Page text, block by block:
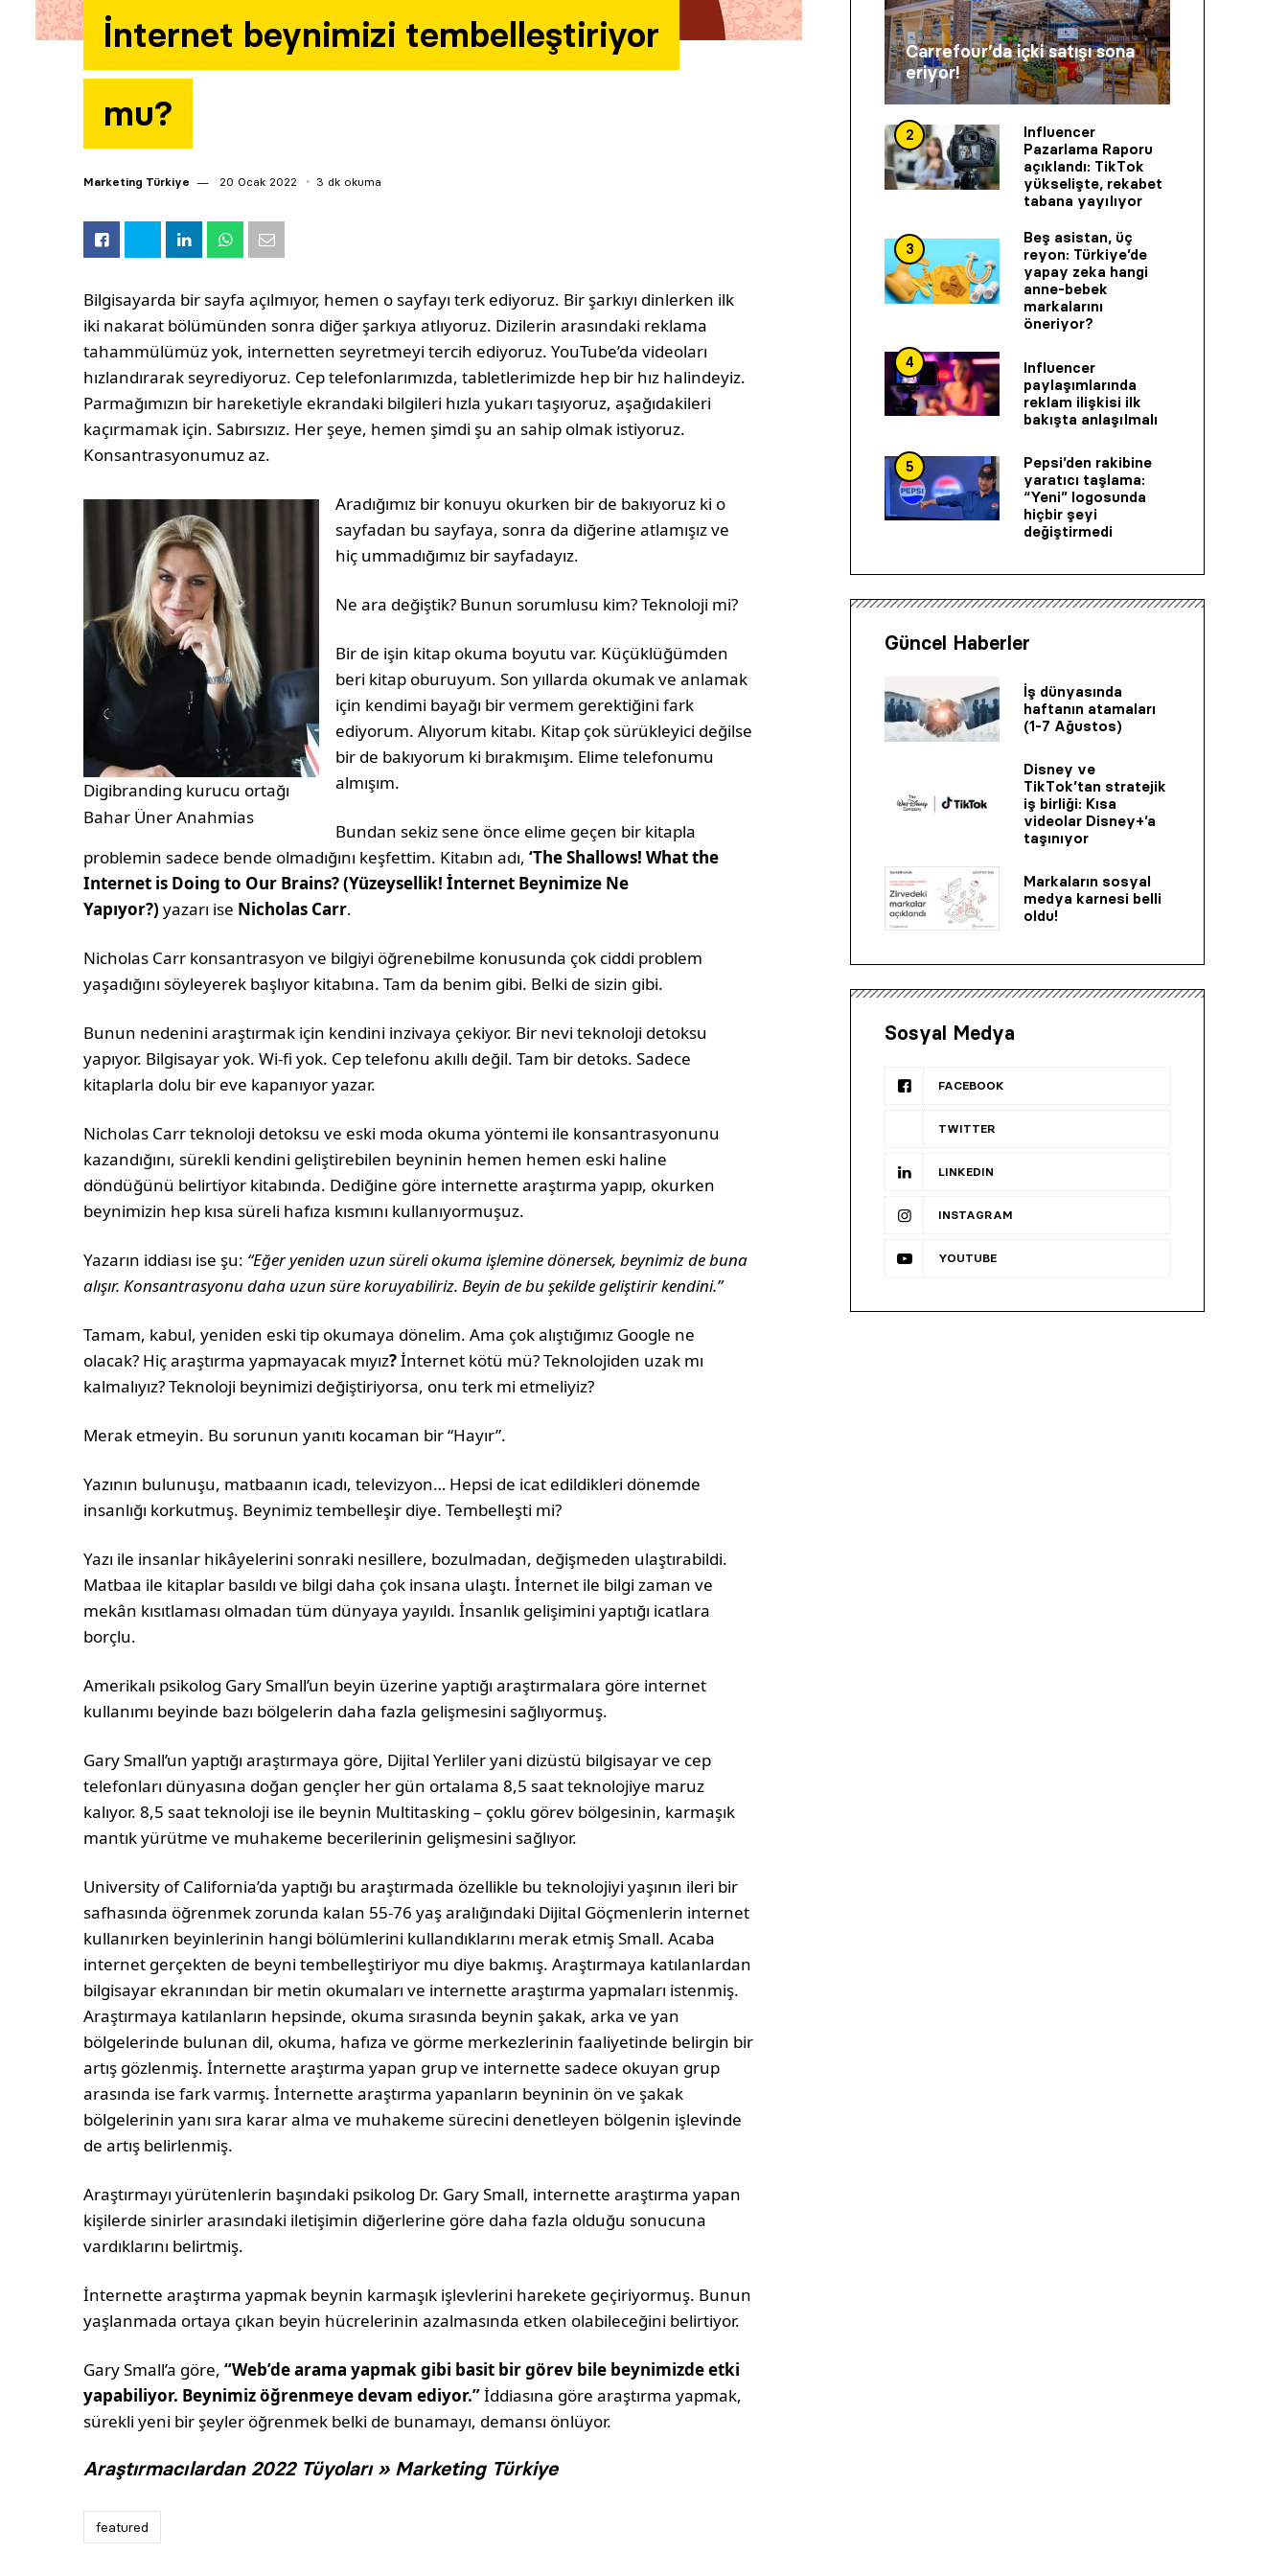
İnternet beynimizi tembelleştiriyor
mu?
Marketing Türkiye 20 Ocak 2022 3 dk okuma
Bilgisayarda bir sayfa açılmıyor, hemen o sayfayı terk ediyoruz. Bir şarkıyı dinlerken ilk
iki nakarat bölümünden sonra diğer şarkıya atlıyoruz. Dizilerin arasındaki reklama
tahammülümüz yok, internetten seyretmeyi tercih ediyoruz. YouTube’da videoları
hızlandırarak seyrediyoruz. Cep telefonlarımızda, tabletlerimizde hep bir hız halindeyiz.
Parmağımızın bir hareketiyle ekrandaki bilgileri hızla yukarı taşıyoruz, aşağıdakileri
kaçırmamak için. Sabırsızız. Her şeye, hemen şimdi şu an sahip olmak istiyoruz.
Konsantrasyonumuz az.
Digibranding kurucu ortağı
Bahar Üner Anahmias
Aradığımız bir konuyu okurken bir de bakıyoruz ki o
sayfadan bu sayfaya, sonra da diğerine atlamışız ve
hiç ummadığımız bir sayfadayız.
Ne ara değiştik? Bunun sorumlusu kim? Teknoloji mi?
Bir de işin kitap okuma boyutu var. Küçüklüğümden
beri kitap oburuyum. Son yıllarda okumak ve anlamak
için kendimi bayağı bir vermem gerektiğini fark
ediyorum. Alıyorum kitabı. Kitap çok sürükleyici değilse
bir de bakıyorum ki bırakmışım. Elime telefonumu
almışım.
Bundan sekiz sene önce elime geçen bir kitapla
problemin sadece bende olmadığını keşfettim. Kitabın adı,‘The Shallows! What the
Internet is Doing to Our Brains? (Yüzeysellik! İnternet Beynimize Ne
Yapıyor?)yazarı ise Nicholas Carr.
Nicholas Carr konsantrasyon ve bilgiyi öğrenebilme konusunda çok ciddi problem
yaşadığını söyleyerek başlıyor kitabına. Tam da benim gibi. Belki de sizin gibi.
Bunun nedenini araştırmak için kendini inzivaya çekiyor. Bir nevi teknoloji detoksu
yapıyor. Bilgisayar yok. Wi-fi yok. Cep telefonu akıllı değil. Tam bir detoks. Sadece
kitaplarla dolu bir eve kapanıyor yazar.
Nicholas Carr teknoloji detoksu ve eski moda okuma yöntemi ile konsantrasyonunu
kazandığını, sürekli kendini geliştirebilen beyninin hemen hemen eski haline
döndüğünü belirtiyor kitabında. Dediğine göre internette araştırma yapıp, okurken
beynimizin hep kısa süreli hafıza kısmını kullanıyormuşuz.
Yazarın iddiası ise şu: “Eğer yeniden uzun süreli okuma işlemine dönersek, beynimiz de buna
alışır. Konsantrasyonu daha uzun süre koruyabiliriz. Beyin de bu şekilde geliştirir kendini.”
Tamam, kabul, yeniden eski tip okumaya dönelim. Ama çok alıştığımız Google ne
olacak? Hiç araştırma yapmayacak mıyız?İnternet kötü mü? Teknolojiden uzak mı
kalmalıyız? Teknoloji beynimizi değiştiriyorsa, onu terk mi etmeliyiz?
Merak etmeyin. Bu sorunun yanıtı kocaman bir “Hayır”.
Yazının bulunuşu, matbaanın icadı, televizyon… Hepsi de icat edildikleri dönemde
insanlığı korkutmuş. Beynimiz tembelleşir diye. Tembelleşti mi?
Yazı ile insanlar hikâyelerini sonraki nesillere, bozulmadan, değişmeden ulaştırabildi.
Matbaa ile kitaplar basıldı ve bilgi daha çok insana ulaştı. İnternet ile bilgi zaman ve
mekân kısıtlaması olmadan tüm dünyaya yayıldı. İnsanlık gelişimini yaptığı icatlara
borçlu.
Amerikalı psikolog Gary Small’un beyin üzerine yaptığı araştırmalara göre internet
kullanımı beyinde bazı bölgelerin daha fazla gelişmesini sağlıyormuş.
Gary Small’un yaptığı araştırmaya göre, Dijital Yerliler yani dizüstü bilgisayar ve cep
telefonları dünyasına doğan gençler her gün ortalama 8,5 saat teknolojiye maruz
kalıyor. 8,5 saat teknoloji ise ile beynin Multitasking – çoklu görev bölgesinin, karmaşık
mantık yürütme ve muhakeme becerilerinin gelişmesini sağlıyor.
University of California’da yaptığı bu araştırmada özellikle bu teknolojiyi yaşının ileri bir
safhasında öğrenmek zorunda kalan 55-76 yaş aralığındaki Dijital Göçmenlerin internet
kullanırken beyinlerinin hangi bölümlerini kullandıklarını merak etmiş Small. Acaba
internet gerçekten de beyni tembelleştiriyor mu diye bakmış. Araştırmaya katılanlardan
bilgisayar ekranından bir metin okumaları ve internette araştırma yapmaları istenmiş.
Araştırmaya katılanların hepsinde, okuma sırasında beynin şakak, arka ve yan
bölgelerinde bulunan dil, okuma, hafıza ve görme merkezlerinin faaliyetinde belirgin bir
artış gözlenmiş. İnternette araştırma yapan grup ve internette sadece okuyan grup
arasında ise fark varmış. İnternette araştırma yapanların beyninin ön ve şakak
bölgelerinin yanı sıra karar alma ve muhakeme sürecini denetleyen bölgenin işlevinde
de artış belirlenmiş.
Araştırmayı yürütenlerin başındaki psikolog Dr. Gary Small, internette araştırma yapan
kişilerde sinirler arasındaki iletişimin diğerlerine göre daha fazla olduğu sonucuna
vardıklarını belirtmiş.
İnternette araştırma yapmak beynin karmaşık işlevlerini harekete geçiriyormuş. Bunun
yaşlanmada ortaya çıkan beyin hücrelerinin azalmasında etken olabileceğini belirtiyor.
Gary Small’a göre,“Web’de arama yapmak gibi basit bir görev bile beynimizde etki
yapabiliyor. Beynimiz öğrenmeye devam ediyor.”İddiasına göre araştırma yapmak,
sürekli yeni bir şeyler öğrenmek belki de bunamayı, demansı önlüyor.
Araştırmacılardan 2022 Tüyoları » Marketing Türkiye
featured
Carrefour’da içki satışı sona
eriyor!
2
Influencer
Pazarlama Raporu
açıklandı: TikTok
yükselişte, rekabet
tabana yayılıyor
3
Beş asistan, üç
reyon: Türkiye’de
yapay zeka hangi
anne-bebek
markalarını
öneriyor?
4
Influencer
paylaşımlarında
reklam ilişkisi ilk
bakışta anlaşılmalı
5
Pepsi’den rakibine
yaratıcı taşlama:
“Yeni” logosunda
hiçbir şeyi
değiştirmedi
Güncel Haberler
İş dünyasında
haftanın atamaları
(1-7 Ağustos)
Disney ve
TikTok’tan stratejik
iş birliği: Kısa
videolar Disney+’a
taşınıyor
Markaların sosyal
medya karnesi belli
oldu!
Sosyal Medya
FACEBOOK
TWITTER
LINKEDIN
INSTAGRAM
YOUTUBE